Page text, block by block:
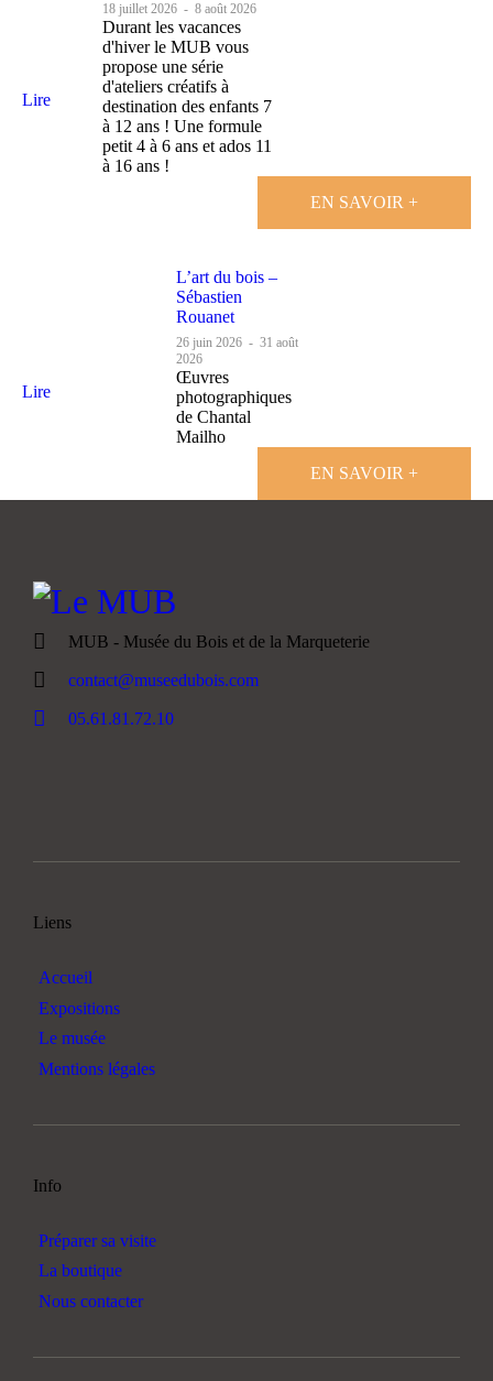
Lire
18 juillet 2026 - 8 août 2026
Durant les vacances
d'hiver le MUB vous
propose une série
d'ateliers créatifs à
destination des enfants 7
à 12 ans ! Une formule
petit 4 à 6 ans et ados 11
à 16 ans !
EN SAVOIR +
Lire
L’art du bois –
Sébastien
Rouanet
26 juin 2026 - 31 août
2026
Œuvres
photographiques
de Chantal
Mailho
EN SAVOIR +
MUB - Musée du Bois et de la Marqueterie
contact@museedubois.com
05.61.81.72.10
Liens
Accueil
Expositions
Le musée
Mentions légales
Info
Préparer sa visite
La boutique
Nous contacter